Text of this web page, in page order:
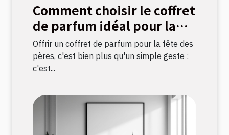
Comment choisir le coffret
de parfum idéal pour la
fête des pères ?
Offrir un coffret de parfum pour la fête des
pères, c'est bien plus qu'un simple geste :
c'est...